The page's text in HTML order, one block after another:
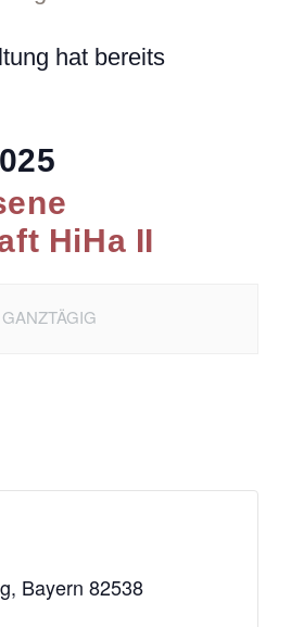
hat bereits
HiHa II
GANZTÄGIG
, Bayern 82538